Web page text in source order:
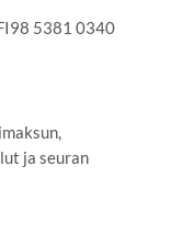
5381 0340
ja seuran